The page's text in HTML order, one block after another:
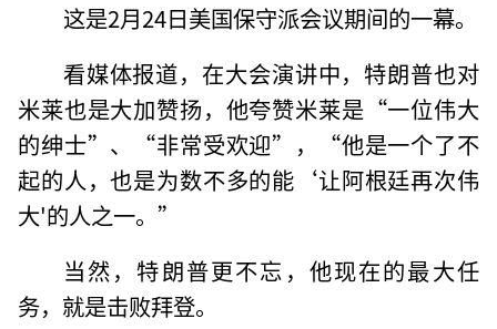
这是2月24日美国保守派会议期间的一幕。
看媒体报道，在大会演讲中，特朗普也对
米莱也是大加赞扬，他夸赞米莱是“一位伟大
的绅士”、“非常受欢迎”，“他是一个了不
起的人，也是为数不多的能‘让阿根廷再次伟
大'的人之一。”
当然，特朗普更不忘，他现在的最大任
务，就是击败拜登。